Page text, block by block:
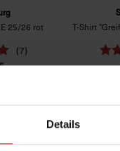
Details
25/26 rot
(7)
T-Shirt